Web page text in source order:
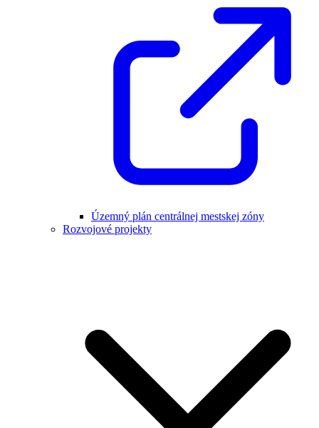
Územný plán centrálnej mestskej zóny
Rozvojové projekty